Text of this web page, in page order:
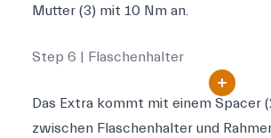
Mutter (3) mit 10 Nm an.
Step 6 | Flaschenhalter
Das Extra kommt mit einem Spacer
zwischen Flaschenhalter und